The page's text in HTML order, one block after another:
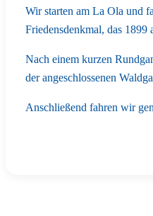
Wir starten am La Ola und
Friedensdenkmal, das
Nach einem kurzen
der angeschlossenen
Anschließend fahren wir